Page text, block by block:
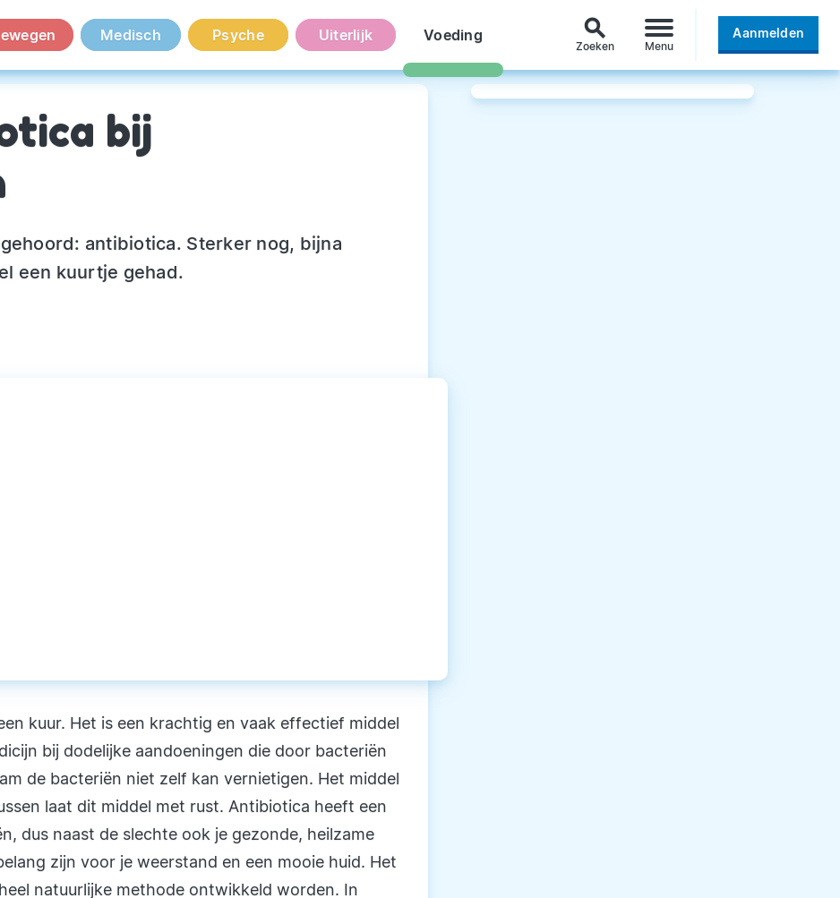
Medisch Psyche Uiterlijk Voeding search
Zoeken Menu
Aanmelden
bij
antibiotica. Sterker nog, bijna
een kuurtje gehad.
kuur. Het is een krachtig en vaak effectief middel
bij dodelijke aandoeningen die door bacteriën
de bacteriën niet zelf kan vernietigen. Het middel
laat dit middel met rust. Antibiotica heeft een
dus naast de slechte ook je gezonde, heilzame
zijn voor je weerstand en een mooie huid. Het
natuurlijke methode ontwikkeld worden. In